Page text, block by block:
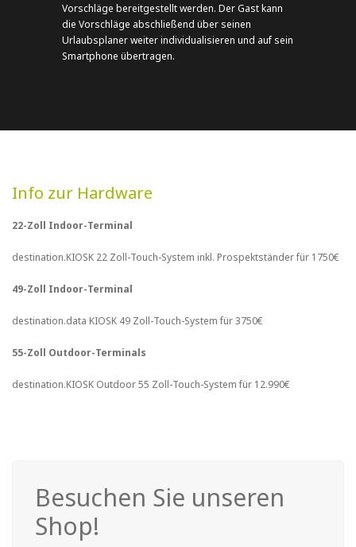
Vorschläge bereitgestellt werden. Der Gast kann
die Vorschläge abschließend über seinen
Urlaubsplaner weiter individualisieren und auf sein
Smartphone übertragen.
Info zur Hardware
22-Zoll Indoor-Terminal
destination.KIOSK 22 Zoll-Touch-System inkl. Prospektständer für 1750€
49-Zoll Indoor-Terminal
destination.data KIOSK 49 Zoll-Touch-System für 3750€
55-Zoll Outdoor-Terminals
destination.KIOSK Outdoor 55 Zoll-Touch-System für 12.990€
Besuchen Sie unseren
Shop!